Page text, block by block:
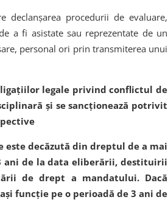
declanșarea procedurii de evaluare,
a fi asistate sau reprezentate de un
personal ori prin transmiterea unui
legale privind conflictul de
și se sancționează potrivit
este decăzută din dreptul de a mai
ani de la data eliberării, destituirii
de drept a mandatului. Dacă
funcție pe o perioadă de 3 ani de